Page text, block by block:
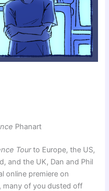
Phanart
Tourto Europe, the US,
and the UK, Dan and Phil
online premiere on
many of you dusted off